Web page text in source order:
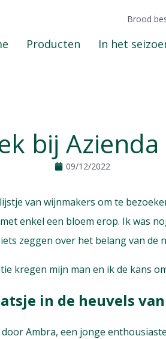
Brood
Producten In het
bij
09/12/2022
van wijnmakers om te
enkel een bloem erop. Ik was
zeggen over het belang van de
kregen mijn man en ik de kans
in de heuvels
Ambra, een jonge